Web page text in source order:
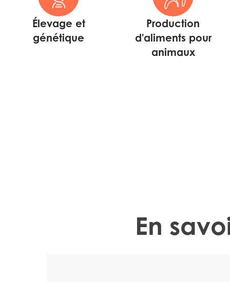
Élevage et
génétique
Production
d'aliments pour
animaux
optimiser la sélection génomique
En